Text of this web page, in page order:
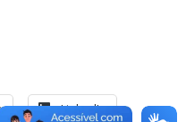
LinkedIn